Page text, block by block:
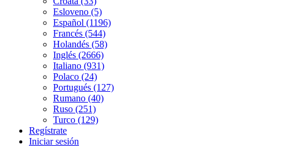
Esloveno (5)
Español (1196)
Francés (544)
Holandés (58)
Inglés (2666)
Italiano (931)
Polaco (24)
Portugués (127)
Rumano (40)
Ruso (251)
Turco (129)
Regístrate
Iniciar sesión